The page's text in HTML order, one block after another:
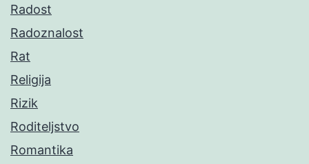
Radost
Radoznalost
Rat
Religija
Rizik
Roditeljstvo
Romantika